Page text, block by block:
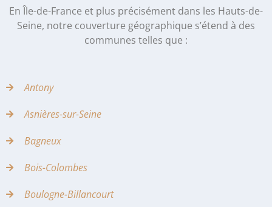
En Île-de-France et plus précisément dans les Hauts-de-
Seine, notre couverture géographique s’étend à des
communes telles que :
Antony
Asnières-sur-Seine
Bagneux
Bois-Colombes
Boulogne-Billancourt